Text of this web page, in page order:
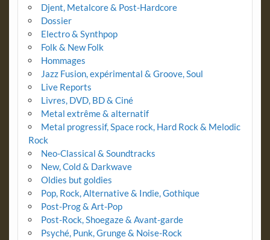
Djent, Metalcore & Post-Hardcore
Dossier
Electro & Synthpop
Folk & New Folk
Hommages
Jazz Fusion, expérimental & Groove, Soul
Live Reports
Livres, DVD, BD & Ciné
Metal extrême & alternatif
Metal progressif, Space rock, Hard Rock & Melodic
Rock
Neo-Classical & Soundtracks
New, Cold & Darkwave
Oldies but goldies
Pop, Rock, Alternative & Indie, Gothique
Post-Prog & Art-Pop
Post-Rock, Shoegaze & Avant-garde
Psyché, Punk, Grunge & Noise-Rock